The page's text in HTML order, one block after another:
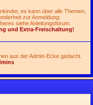
es kann über alle Themen,
zur Anmeldung:
siehe Anleitungsforum.
und Extra-Freischaltung!
aus der Admin-Ecke gedacht.